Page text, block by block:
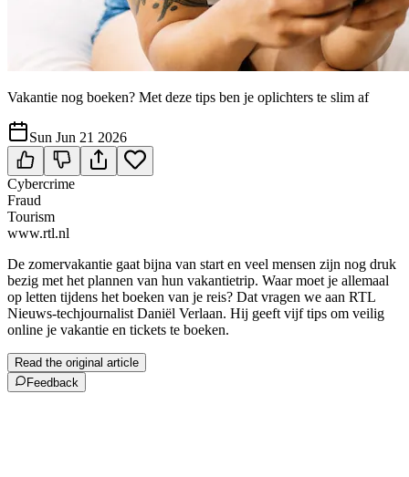
Vakantie nog boeken? Met deze tips ben je oplichters te slim af
Sun Jun 21 2026
Cybercrime
Fraud
Tourism
www.rtl.nl
De zomervakantie gaat bijna van start en veel mensen zijn nog druk
bezig met het plannen van hun vakantietrip. Waar moet je allemaal
op letten tijdens het boeken van je reis? Dat vragen we aan RTL
Nieuws-techjournalist Daniël Verlaan. Hij geeft vijf tips om veilig
online je vakantie en tickets te boeken.
Read the original article
Feedback